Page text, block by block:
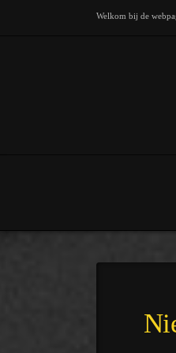
Welkom bij de